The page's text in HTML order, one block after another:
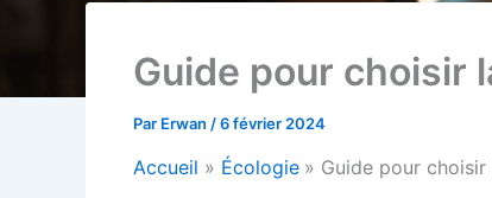
Guide pour choisir
Par Erwan /6 février 2024
Accueil Écologie Guide pour